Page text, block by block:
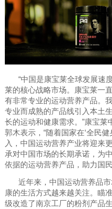
“中国是康宝莱全球发展速
莱的核心战略市场。康宝莱一
有非常专业的运动营养产品。
专业而成熟的产品线引入本土
长的运动和健康需求。”康宝
郭木表示，“随着国家在‘全民健
入，中国运动营养产业将迎来
承对中国市场的长期承诺，为
依据的运动营养产品，助力国
近年来，中国运动营养品
康的生活方式越来越关注。瞄
级改造了南京工厂的粉剂产品